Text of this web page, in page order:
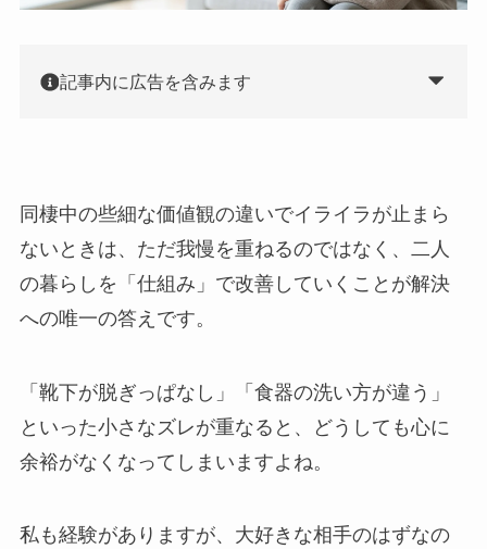
記事内に広告を含みます
同棲中の些細な価値観の違いでイライラが止まら
ないときは、ただ我慢を重ねるのではなく、二人
の暮らしを「仕組み」で改善していくことが解決
への唯一の答えです。
「靴下が脱ぎっぱなし」「食器の洗い方が違う」
といった小さなズレが重なると、どうしても心に
余裕がなくなってしまいますよね。
私も経験がありますが、大好きな相手のはずなの